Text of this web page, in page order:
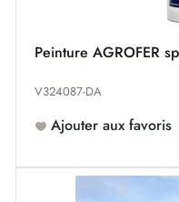
Peinture AGROFER
V324087-DA
Ajouter aux favoris